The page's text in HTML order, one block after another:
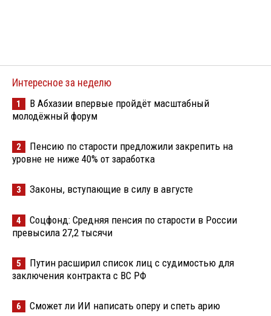
Интересное за неделю
1
В Абхазии впервые пройдёт масштабный
молодёжный форум
2
Пенсию по старости предложили закрепить на
уровне не ниже 40% от заработка
3 Законы, вступающие в силу в августе
4
Соцфонд: Средняя пенсия по старости в России
превысила 27,2 тысячи
5
Путин расширил список лиц с судимостью для
заключения контракта с ВС РФ
6 Сможет ли ИИ написать оперу и спеть арию